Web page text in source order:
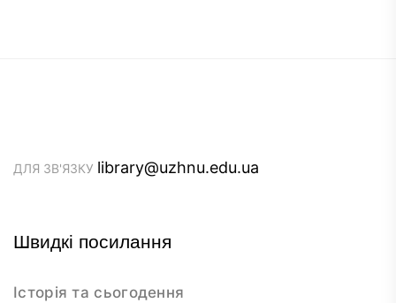
ДЛЯ ЗВ'ЯЗКУ library@uzhnu.edu.ua
Швидкі посилання
Історія та сьогодення